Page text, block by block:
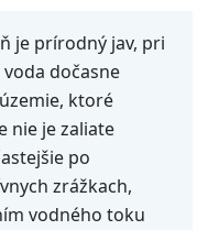
je prírodný jav, pri
dočasne
ktoré
nie je zaliate
po
zrážkach,
vodného toku